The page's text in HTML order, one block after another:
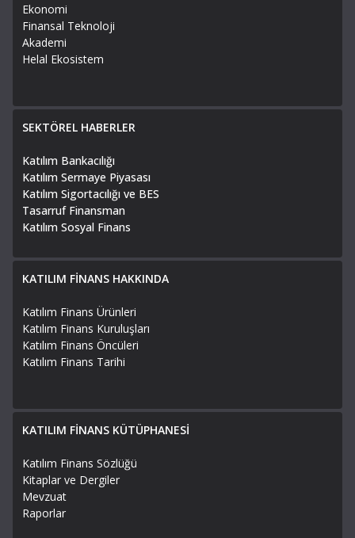
Ekonomi
Finansal Teknoloji
Akademi
Helal Ekosistem
SEKTÖREL HABERLER
Katılım Bankacılığı
Katılım Sermaye Piyasası
Katılım Sigortacılığı ve BES
Tasarruf Finansman
Katılım Sosyal Finans
KATILIM FİNANS HAKKINDA
Katılım Finans Ürünleri
Katılım Finans Kuruluşları
Katılım Finans Öncüleri
Katılım Finans Tarihi
KATILIM FİNANS KÜTÜPHANESİ
Katılım Finans Sözlüğü
Kitaplar ve Dergiler
Mevzuat
Raporlar